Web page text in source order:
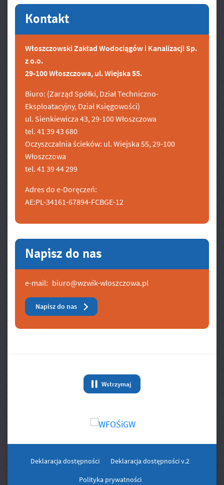
Kontakt
Włoszczowski Zakład Wodociągów i Kanalizacji Sp.
z o.o.
29-100 Włoszczowa, ul. Wiejska 55.
Biuro: (Zarząd Spółki, Dział Techniczno-
Eksploatacyjny, Dział Księgowości)
ul. Sienkiewicza 43, 29-100 Włoszczowa
tel. 41 39 43 680
Oczyszczalnia ścieków: ul. Wiejska 55, 29-100
Włoszczowa
tel. 41 39 44 299
Adres do e-Doręczeń:
AE:PL-34161-67894-FCBGE-12
Napisz do nas
e-mail: biuro@wzwik-wloszczowa.pl
Napisz do nas
Wstrzymaj
animację Banery/Logo
Deklaracja dostępności Deklaracja dostępności v.2
Polityka prywatności